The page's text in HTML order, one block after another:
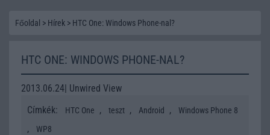
Főoldal > Hírek > HTC One: Windows Phone-nal?
HTC ONE: WINDOWS PHONE-NAL?
2013.06.24| Unwired View
Címkék:
HTC One , teszt , Android , Windows Phone 8
, WP8